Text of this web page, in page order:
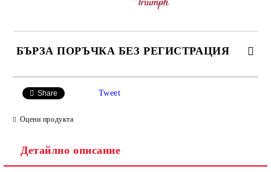
БЪРЗА ПОРЪЧКА БЕЗ РЕГИСТРАЦИЯ
Share Tweet
Оцени продукта
Детайлно описание